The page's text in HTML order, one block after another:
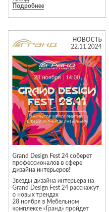
материалу и уважением к
вашему дому.
Подробнее
НОВОСТЬ
22.11.2024
Grand Design Fest 24 соберет
профессионалов в сфере
дизайна интерьеров!
Звезды дизайна интерьера на
Grand Design Fest 24 расскажут
о новых трендах
28 ноября в Мебельном
комплексе «Гранд» пройдет